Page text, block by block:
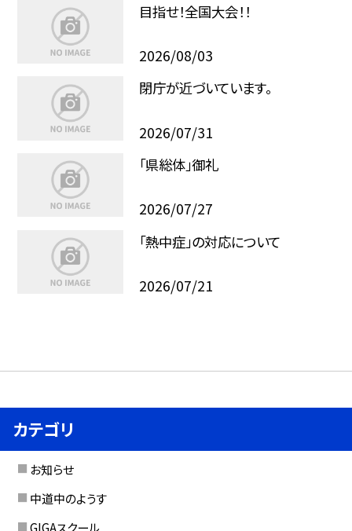
目指せ！全国大会！！
2026/08/03
閉庁が近づいています。
2026/07/31
「県総体」御礼
2026/07/27
「熱中症」の対応について
2026/07/21
カテゴリ
お知らせ
中道中のようす
GIGAスクール